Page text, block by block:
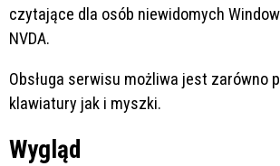
czytające dla osób niewidomych
NVDA.
Obsługa serwisu możliwa jest zarówno
klawiatury jak i myszki.
Wygląd